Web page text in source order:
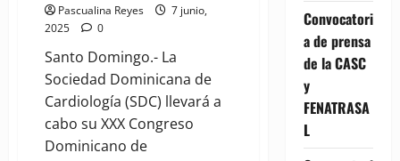
Pascualina Reyes
7 junio,
2025
0
Santo Domingo.- La
Sociedad Dominicana de
Cardiología (SDC) llevará a
cabo su XXX Congreso
Dominicano de
Convocatori
a de prensa
de la CASC
y
FENATRASA
L